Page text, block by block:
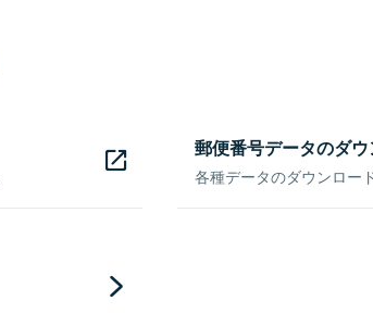
郵便番号データのダ
各種データのダウンロー